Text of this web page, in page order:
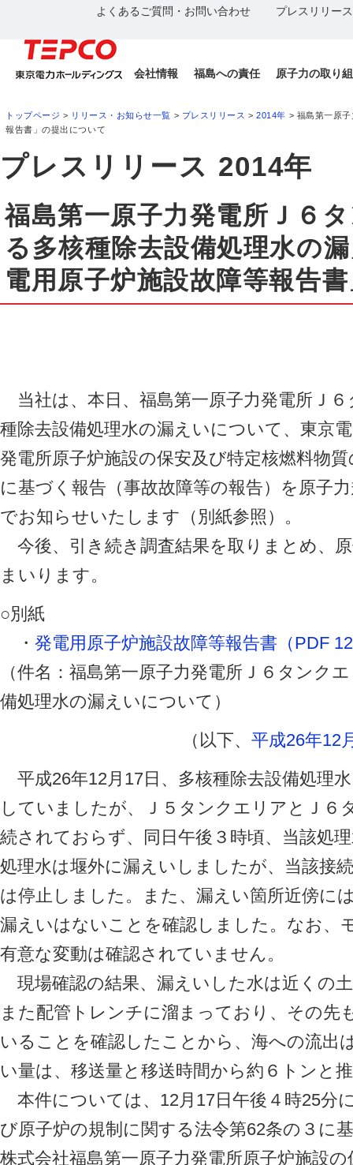
よくあるご質問・お問い合わせ プレスリリー
会社情報 福島への責任 原子力の取り
トップページ > リリース・お知らせ一覧 > プレスリリース >2014年 > 福島第一原
報告書」の提出について
プレスリリース 2014年
福島第一原子力発電所Ｊ６
る多核種除去設備処理水の
電用原子炉施設故障等報告
当社は、本日、福島第一原子力発電所Ｊ
種除去設備処理水の漏えいについて、東京
発電所原子炉施設の保安及び特定核燃料物
に基づく報告（事故故障等の報告）を原子
でお知らせいたします（別紙参照）。
今後、引き続き調査結果を取りまとめ、
まいります。
○別紙
・ 発電用原子炉施設故障等報告書（PDF
（件名：福島第一原子力発電所Ｊ６タンク
備処理水の漏えいについて）
（以下、 平成26年12
平成26年12月17日、多核種除去設備処理
していましたが、Ｊ５タンクエリアとＪ６
続されておらず、同日午後３時頃、当該処
処理水は堰外に漏えいしましたが、当該接
は停止しました。また、漏えい箇所近傍に
漏えいはないことを確認しました。なお、
有意な変動は確認されていません。
現場確認の結果、漏えいした水は近くの
また配管トレンチに溜まっており、その先
いることを確認したことから、海への流出
い量は、移送量と移送時間から約６トンと
本件については、12月17日午後４時25分
び原子炉の規制に関する法令第62条の３に
株式会社福島第一原子力発電所原子炉施設